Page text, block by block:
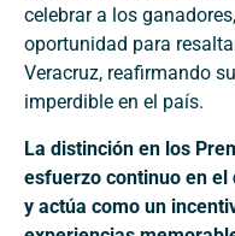
celebrar a los
oportunidad para
Veracruz, reafirmando
imperdible en el país.
La distinción en los
esfuerzo continuo en
y actúa como un